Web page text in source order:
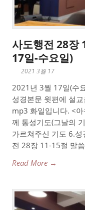
사도행전 28장
17일-수요일)
2021 3월 17
2021년 3월 17일(수
성경본문 윗편에 설
mp3 화일입니다. <
께 통성기도(그날의
가르쳐주신 기도 6.
전 28장 11-15절 말
Read More →